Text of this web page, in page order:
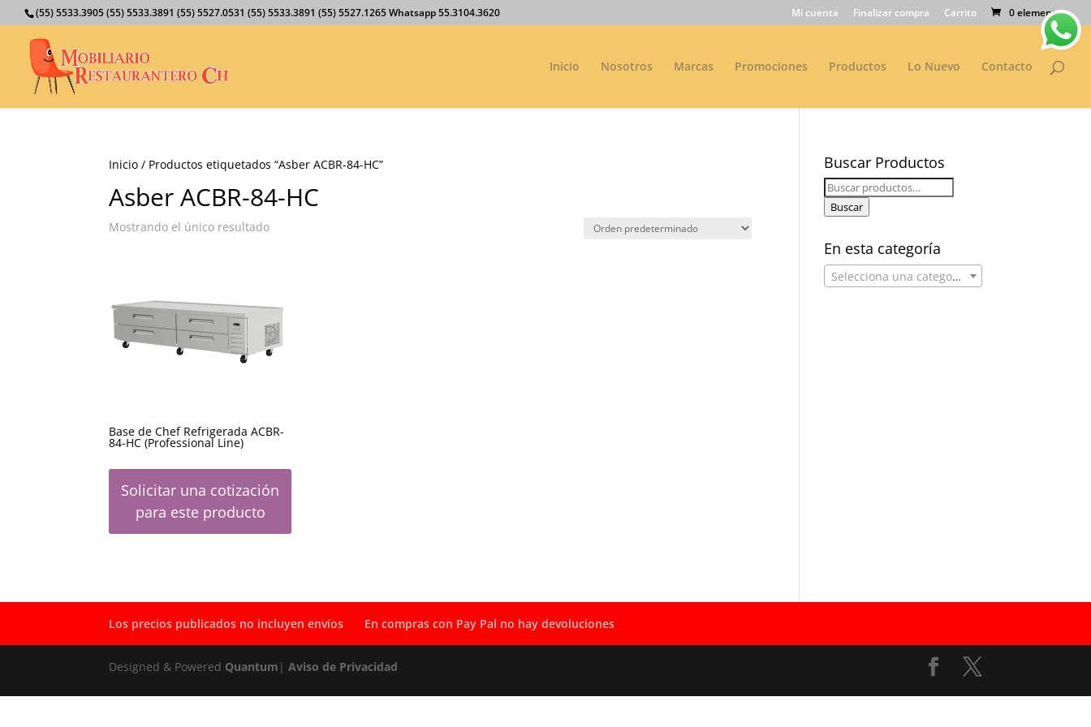
(55) 5533.3905 (55) 5533.3891 (55) 5527.0531 (55) 5533.3891 (55) 5527.1265 Whatsapp 55.3104.3620 Mi cuenta Finalizar compra Carrito 0 elementos
Inicio Nosotros Marcas Promociones Productos Lo Nuevo Contacto
Inicio / Productos etiquetados “Asber ACBR-84-HC”
Asber ACBR-84-HC
Mostrando el único resultado
Base de Chef Refrigerada ACBR-
84-HC (Professional Line)
Solicitar una cotización
para este producto
Buscar Productos
Buscar
por:
Buscar
En esta categoría
Selecciona una categoría
Los precios publicados no incluyen envíos En compras con Pay Pal no hay devoluciones
Designed & Powered Quantum |Aviso de Privacidad